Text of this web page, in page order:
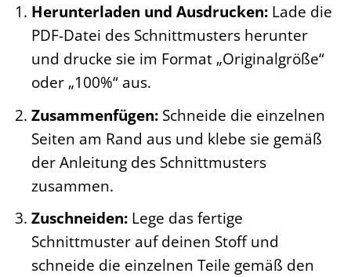
Herunterladen und Ausdrucken:Lade die
PDF-Datei des Schnittmusters herunter
und drucke sie im Format „Originalgröße“
oder „100%“ aus.
Zusammenfügen:Schneide die einzelnen
Seiten am Rand aus und klebe sie gemäß
der Anleitung des Schnittmusters
zusammen.
Zuschneiden:Lege das fertige
Schnittmuster auf deinen Stoff und
schneide die einzelnen Teile gemäß den